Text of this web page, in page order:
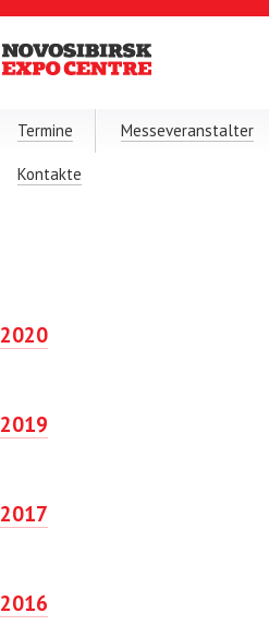
Termine Messeveranstalter
Kontakte
2020
2019
2017
2016